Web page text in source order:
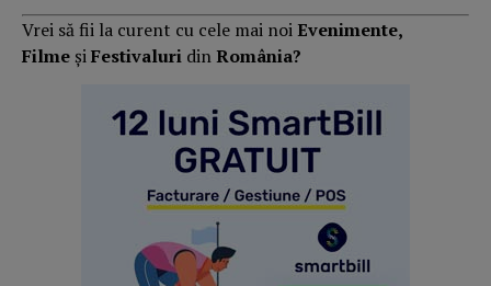
Vrei să fii la curent cu cele mai noiEvenimente,
Filme șiFestivaluri dinRomânia?